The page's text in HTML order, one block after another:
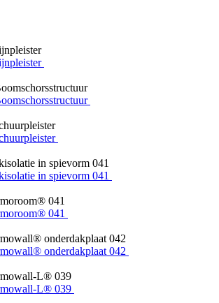
in spievorm 041
in spievorm 041
041
041
onderdakplaat 042
onderdakplaat 042
L® 039
L® 039